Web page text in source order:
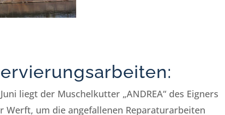
liegt der Muschelkutter „ANDREA“ des Eigners
um die angefallenen Reparaturarbeiten